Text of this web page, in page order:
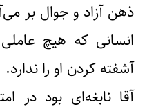
ذهن آزاد و جوال بر
انسانی که هیچ
آشفته کردن او را ندارد.
آقا نابغه‌ای بود در